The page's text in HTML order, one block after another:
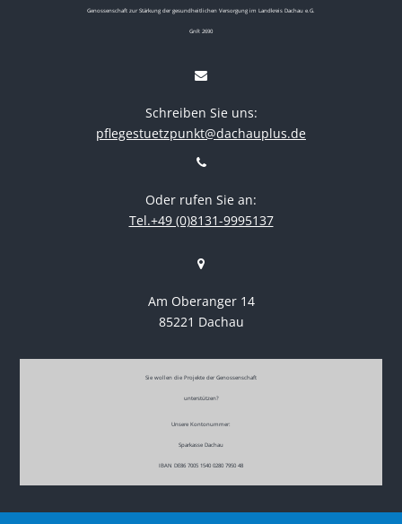
Genossenschaft zur Stärkung der gesundheitlichen Versorgung im Landkreis Dachau e.G.
GnR 2690
Schreiben Sie uns:
pflegestuetzpunkt@dachauplus.de
Oder rufen Sie an:
Tel.+49 (0)8131-9995137
Am Oberanger 14
85221 Dachau
Sie wollen die Projekte der Genossenschaft
unterstützen?
Unsere Kontonummer:
Sparkasse Dachau
IBAN DE86 7005 1540 0280 7950 48